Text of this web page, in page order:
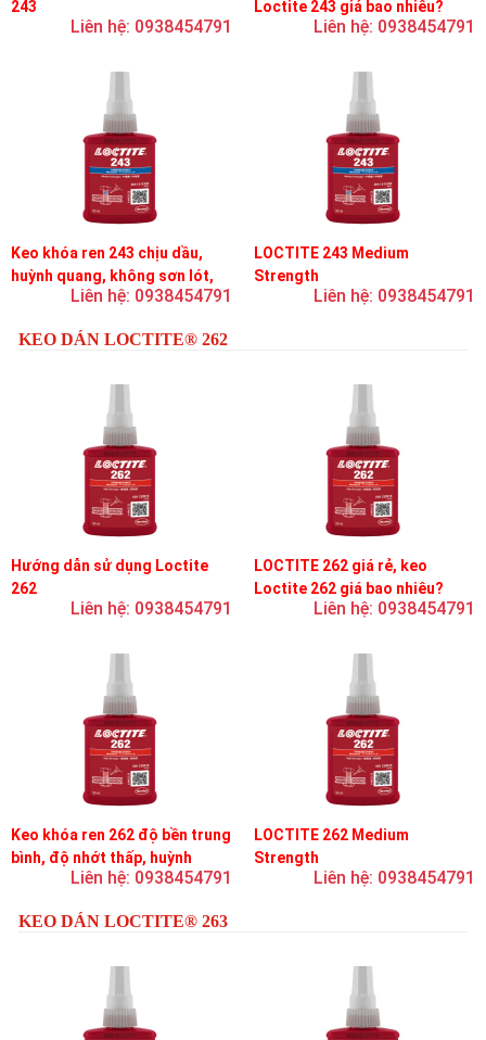
243
Liên hệ: 0938454791
Loctite 243 giá bao nhiêu?
Liên hệ: 0938454791
Keo khóa ren 243 chịu dầu,
huỳnh quang, không sơn lót,
dễ tháo rời, độ bền trung bình
Liên hệ: 0938454791
LOCTITE 243 Medium
Strength
Liên hệ: 0938454791
KEO DÁN LOCTITE® 262
Hướng dẫn sử dụng Loctite
262
Liên hệ: 0938454791
LOCTITE 262 giá rẻ, keo
Loctite 262 giá bao nhiêu?
Liên hệ: 0938454791
Keo khóa ren 262 độ bền trung
bình, độ nhớt thấp, huỳnh
Liên hệ: 0938454791
LOCTITE 262 Medium
Strength
Liên hệ: 0938454791
KEO DÁN LOCTITE® 263